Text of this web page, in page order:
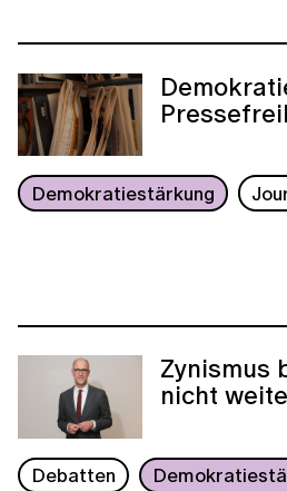
Demokratiestärkung
Zynismus
nicht
Debatten